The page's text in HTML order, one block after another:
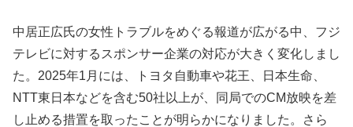
中居正広氏の女性トラブルをめぐる報道が広がる中、フジ
テレビに対するスポンサー企業の対応が大きく変化しまし
た。2025年1月には、トヨタ自動車や花王、日本生命、
NTT東日本などを含む50社以上が、同局でのCM放映を差
し止める措置を取ったことが明らかになりました。さら